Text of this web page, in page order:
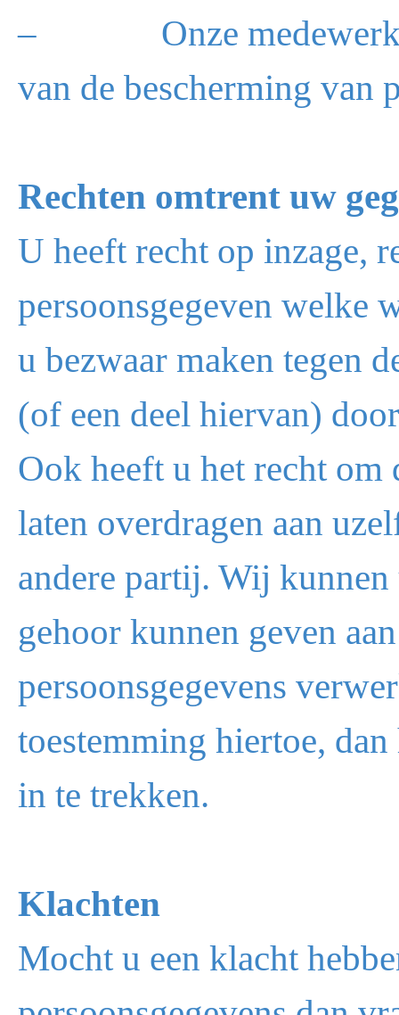
– Onze medewerkers
van de bescherming van
Rechten omtrent uw
U heeft recht op inzage,
persoonsgegeven welke
u bezwaar maken tegen
(of een deel hiervan)
Ook heeft u het recht om
laten overdragen aan
andere partij. Wij
gehoor kunnen geven
persoonsgegevens
toestemming hiertoe,
in te trekken.
Klachten
Mocht u een klacht